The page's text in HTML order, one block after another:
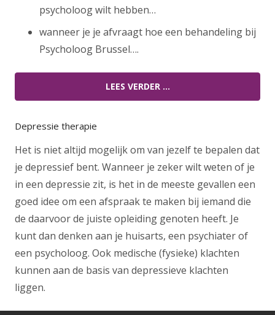
psycholoog wilt hebben…
wanneer je je afvraagt hoe een behandeling bij
Psycholoog Brussel….
LEES VERDER …
Depressie therapie
Het is niet altijd mogelijk om van jezelf te bepalen dat
je depressief bent. Wanneer je zeker wilt weten of je
in een depressie zit, is het in de meeste gevallen een
goed idee om een afspraak te maken bij iemand die
de daarvoor de juiste opleiding genoten heeft. Je
kunt dan denken aan je huisarts, een psychiater of
een psycholoog. Ook medische (fysieke) klachten
kunnen aan de basis van depressieve klachten
liggen.